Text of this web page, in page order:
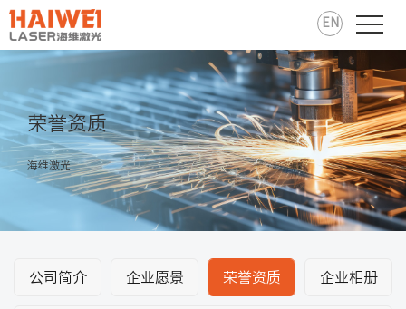
EN
荣誉资质
海维激光
公司简介 企业愿景 荣誉资质 企业相册